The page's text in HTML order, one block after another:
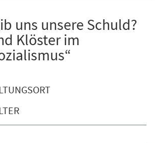
uns unsere Schuld?
Klöster im